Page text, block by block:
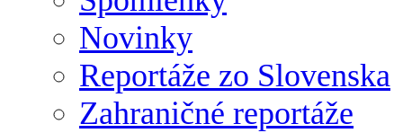
Novinky
Reportáže zo Slovenska
Zahraničné reportáže